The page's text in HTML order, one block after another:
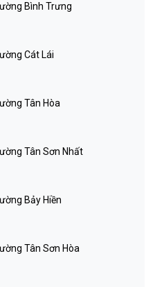
Bình Trưng
Cát Lái
Tân Hòa
Tân Sơn Nhất
Bảy Hiền
Tân Sơn Hòa